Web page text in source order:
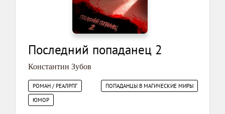
Последний попаданец 2
Константин Зубов
РОМАН / РЕАЛРПГ
ПОПАДАНЦЫ В МАГИЧЕСКИЕ МИРЫ
ЮМОР